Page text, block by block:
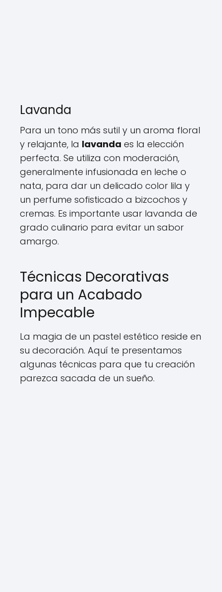
Lavanda
Para un tono más sutil y un aroma floral
y relajante, la lavanda es la elección
perfecta. Se utiliza con moderación,
generalmente infusionada en leche o
nata, para dar un delicado color lila y
un perfume sofisticado a bizcochos y
cremas. Es importante usar lavanda de
grado culinario para evitar un sabor
amargo.
Técnicas Decorativas
para un Acabado
Impecable
La magia de un pastel estético reside en
su decoración. Aquí te presentamos
algunas técnicas para que tu creación
parezca sacada de un sueño.